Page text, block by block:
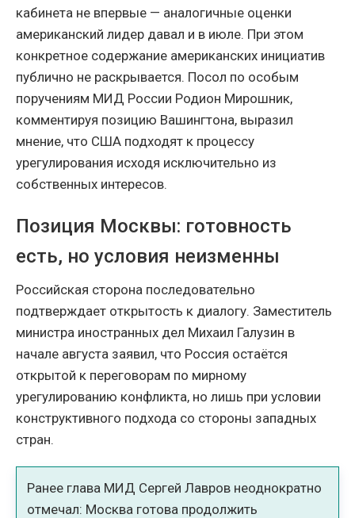
кабинета не впервые — аналогичные оценки
американский лидер давал и в июле. При этом
конкретное содержание американских инициатив
публично не раскрывается. Посол по особым
поручениям МИД России Родион Мирошник,
комментируя позицию Вашингтона, выразил
мнение, что США подходят к процессу
урегулирования исходя исключительно из
собственных интересов.
Позиция Москвы: готовность
есть, но условия неизменны
Российская сторона последовательно
подтверждает открытость к диалогу. Заместитель
министра иностранных дел Михаил Галузин в
начале августа заявил, что Россия остаётся
открытой к переговорам по мирному
урегулированию конфликта, но лишь при условии
конструктивного подхода со стороны западных
стран.
Ранее глава МИД Сергей Лавров неоднократно
отмечал: Москва готова продолжить